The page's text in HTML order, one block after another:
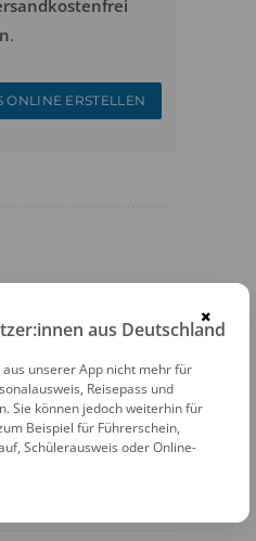
.
ONLINE ERSTELLEN
Bezirksamt
Nedderfeld
×
aus Deutschland
unserer App nicht mehr für
Reisepass und
Sie können jedoch weiterhin für
Beispiel für Führerschein,
Schülerausweis oder Online-